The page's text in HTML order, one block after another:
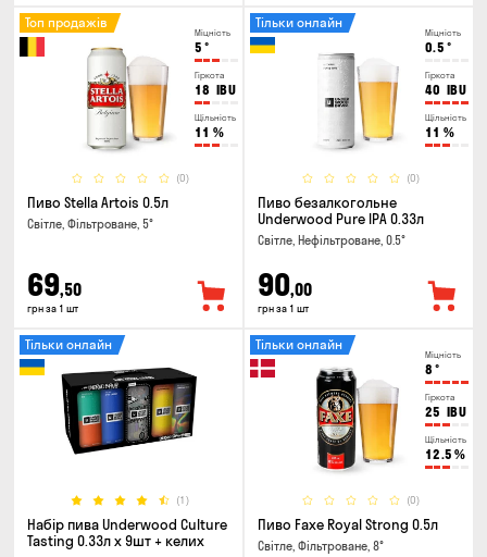
Міцність
5 °
Гіркота
18 IBU
Щільність
11 %
(0)
Топ продажів
Пиво Stella Artois 0.5л
Світле, Фільтроване, 5°
69,50
грн за 1 шт
Міцність
0.5 °
Гіркота
40 IBU
Щільність
11 %
(0)
Тільки онлайн
Пиво безалкогольне
Underwood Pure IPA 0.33л
Світле, Нефільтроване, 0.5°
90,00
грн за 1 шт
(1)
Тільки онлайн
Набір пива Underwood Culture
Tasting 0.33л x 9шт + келих
Міцність
8 °
Гіркота
25 IBU
Щільність
12.5 %
(0)
Тільки онлайн
Пиво Faxe Royal Strong 0.5л
Світле, Фільтроване, 8°